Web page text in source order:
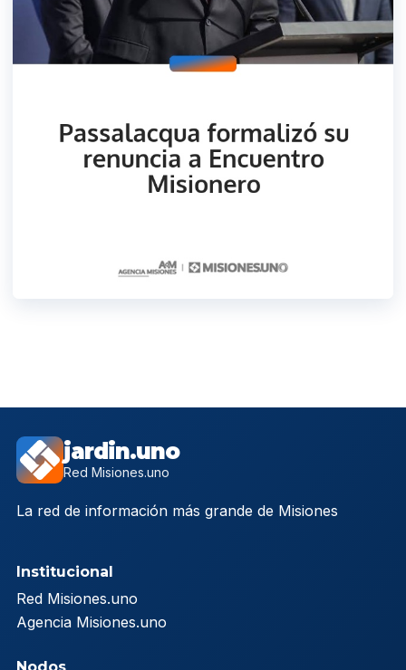
jardin.uno
Red Misiones.uno
La red de información más grande de Misiones
Institucional
Red Misiones.uno
Agencia Misiones.uno
Nodos